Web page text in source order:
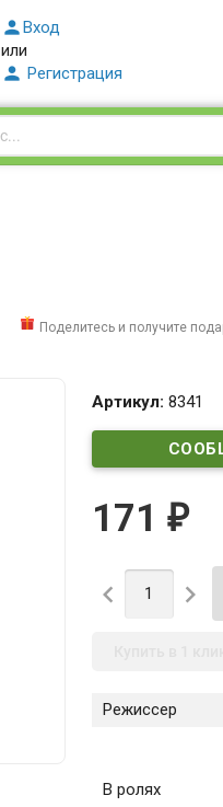
Вход
или
 Регистрация
Поделитесь и получите
Артикул: 8341
171 ₽
 
Режиссер
В ролях